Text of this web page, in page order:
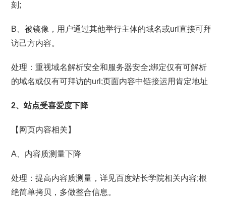
刻;
B、被镜像，用户通过其他举行主体的域名或url直接可拜
访己方内容。
处理：重视域名解析安全和服务器安全;绑定仅有可解析
的域名或仅有可拜访的url;页面内容中链接运用肯定地址
2、站点受喜爱度下降
【网页内容相关】
A、内容质测量下降
处理：提高内容质测量，详见百度站长学院相关内容;根
绝简单拷贝，多做整合信息。